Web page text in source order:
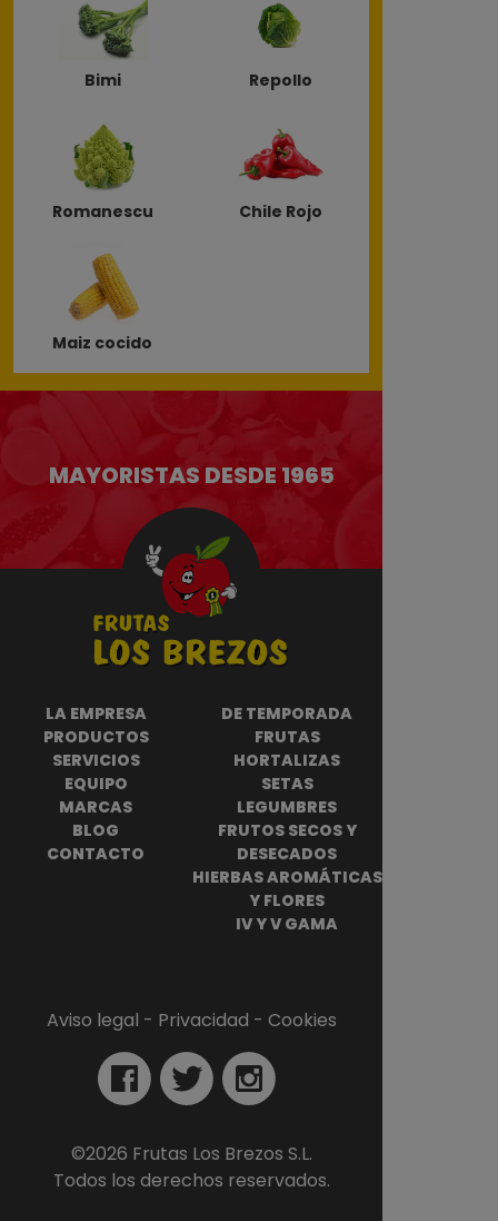
Bimi Repollo
Romanescu Chile Rojo
Maiz cocido
MAYORISTAS DESDE 1965
LA EMPRESA
PRODUCTOS
SERVICIOS
EQUIPO
MARCAS
BLOG
CONTACTO
DE TEMPORADA
FRUTAS
HORTALIZAS
SETAS
LEGUMBRES
FRUTOS SECOS Y
DESECADOS
HIERBAS AROMÁTICAS
Y FLORES
IV Y V GAMA
Aviso legal - Privacidad - Cookies
©2026 Frutas Los Brezos S.L.
Todos los derechos reservados.